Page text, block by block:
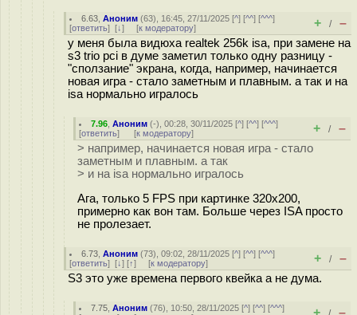
6.63 ,Аноним (63), 16:45, 27/11/2025 [^] [^^] [^^^]
[ответить] [↓] [к модератору] + / –
у меня была видюха realtek 256k isa, при замене на
s3 trio pci в думе заметил только одну разницу -
"сползание" экрана, когда, например, начинается
новая игра - стало заметным и плавным. а так и на
isa нормально игралось
7.96 ,Аноним (-), 00:28, 30/11/2025 [^] [^^] [^^^]
[ответить] [к модератору] + / –
> например, начинается новая игра - стало
заметным и плавным. а так
> и на isa нормально игралось
Ага, только 5 FPS при картинке 320x200,
примерно как вон там. Больше через ISA просто
не пролезает.
6.73 ,Аноним (73), 09:02, 28/11/2025 [^] [^^] [^^^]
[ответить] [↓] [↑] [к модератору] + / –
S3 это уже времена первого квейка а не дума.
7.75 ,Аноним (76), 10:50, 28/11/2025 [^] [^^] [^^^]
+ –